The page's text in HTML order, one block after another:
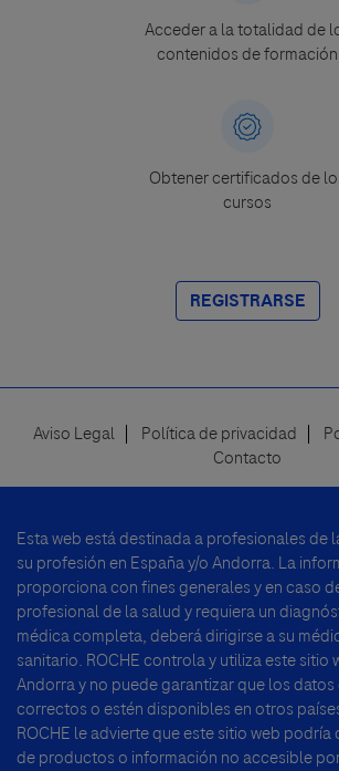
Acceder a la totalidad de
contenidos de formación
Obtener certificados de
cursos
REGISTRARSE
Aviso Legal Política de privacidad
Contacto
Esta web está destinada a profesionales de
su profesión en España y/o Andorra. La
proporciona con fines generales y en caso
profesional de la salud y requiera un
médica completa, deberá dirigirse a su
sanitario. ROCHE controla y utiliza este sitio
Andorra y no puede garantizar que los datos
correctos o estén disponibles en otros
ROCHE le advierte que este sitio web
de productos o información no accesible